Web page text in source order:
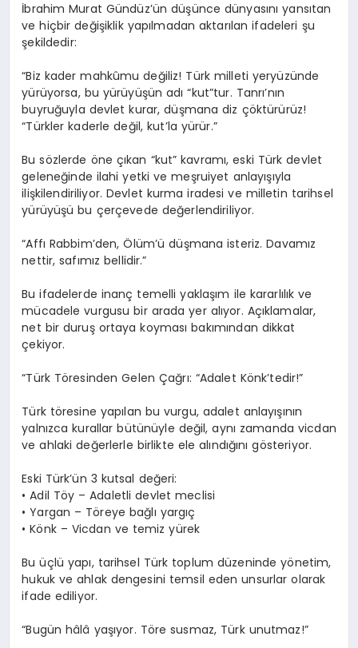
İbrahim Murat Gündüz’ün düşünce dünyasını yansıtan
ve hiçbir değişiklik yapılmadan aktarılan ifadeleri şu
şekildedir:
“Biz kader mahkûmu değiliz! Türk milleti yeryüzünde
yürüyorsa, bu yürüyüşün adı “kut”tur. Tanrı’nın
buyruğuyla devlet kurar, düşmana diz çöktürürüz!
“Türkler kaderle değil, kut’la yürür.”
Bu sözlerde öne çıkan “kut” kavramı, eski Türk devlet
geleneğinde ilahi yetki ve meşruiyet anlayışıyla
ilişkilendiriliyor. Devlet kurma iradesi ve milletin tarihsel
yürüyüşü bu çerçevede değerlendiriliyor.
“Affı Rabbim’den, Ölüm’ü düşmana isteriz. Davamız
nettir, safımız bellidir.”
Bu ifadelerde inanç temelli yaklaşım ile kararlılık ve
mücadele vurgusu bir arada yer alıyor. Açıklamalar,
net bir duruş ortaya koyması bakımından dikkat
çekiyor.
“Türk Töresinden Gelen Çağrı: “Adalet Könk’tedir!”
Türk töresine yapılan bu vurgu, adalet anlayışının
yalnızca kurallar bütünüyle değil, aynı zamanda vicdan
ve ahlaki değerlerle birlikte ele alındığını gösteriyor.
Eski Türk’ün 3 kutsal değeri:
• Adil Töy – Adaletli devlet meclisi
• Yargan – Töreye bağlı yargıç
• Könk – Vicdan ve temiz yürek
Bu üçlü yapı, tarihsel Türk toplum düzeninde yönetim,
hukuk ve ahlak dengesini temsil eden unsurlar olarak
ifade ediliyor.
“Bugün hâlâ yaşıyor. Töre susmaz, Türk unutmaz!”